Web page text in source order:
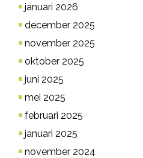
januari 2026
december 2025
november 2025
oktober 2025
juni 2025
mei 2025
februari 2025
januari 2025
november 2024